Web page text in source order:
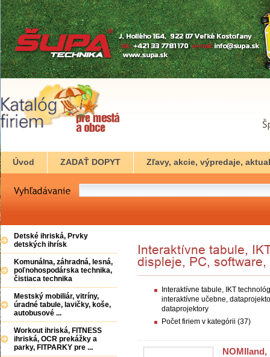
Úvod ZADAŤ DOPYT Zľavy, akcie, výpredaje,
Detské ihriská, Prvky
detských ihrísk
Komunálna, záhradná, lesná,
poľnohospodárska technika,
čistiaca technika
Mestský mobiliár, vitríny,
úradné tabule, lavičky, koše,
autobusové ...
Workout ihriská, FITNESS
ihriská, OCR prekážky a
parky, FITPARKY pre ...
Interaktívne tabule, IKT
interaktívne učebne,
dataprojektory
Počet firiem v kategórii (37)